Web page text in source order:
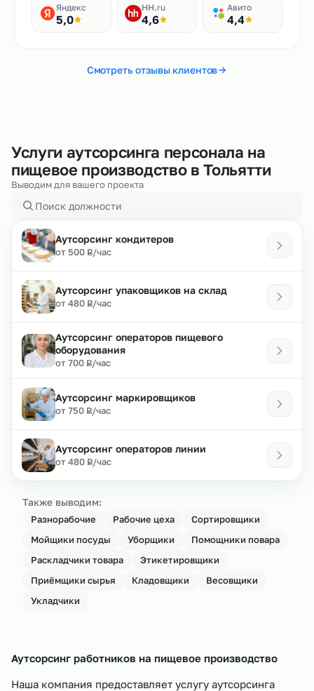
Яндекс
5,0
HH.ru
4,6
Авито
4,4
Смотреть отзывы клиентов
Услуги аутсорсинга персонала на
пищевое производство в Тольятти
Выводим для вашего проекта
Аутсорсинг кондитеров
от 500 ₽
Р/час
Аутсорсинг упаковщиков на склад
от 480 ₽
Р/час
Аутсорсинг операторов пищевого
оборудования
от 700 ₽
Р/час
Аутсорсинг маркировщиков
от 750 ₽
Р/час
Аутсорсинг операторов линии
от 480 ₽
Р/час
Также выводим:
Разнорабочие Рабочие цеха
Сортировщики
Мойщики посуды
Уборщики
Помощники повара
Раскладчики товара
Этикетировщики
Приёмщики сырья
Кладовщики
Весовщики
Укладчики
Аутсорсинг работников на пищевое производство
Наша компания предоставляет услугу аутсорсинга